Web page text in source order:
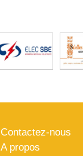
Contactez-nous
A propos